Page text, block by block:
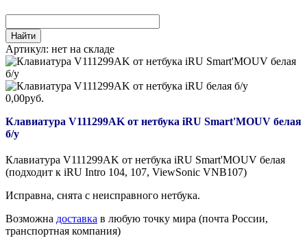
Артикул: нет на складе
0,00руб.
Клавиатура V111299AK от нетбука iRU Smart'MOUV белая
б/у
Клавиатура V111299AK от нетбука iRU Smart'MOUV белая
(подходит к iRU Intro 104, 107, ViewSonic VNB107)
Исправна, снята с неисправного нетбука.
Возможна доставка в любую точку мира (почта России,
транспортная компания)